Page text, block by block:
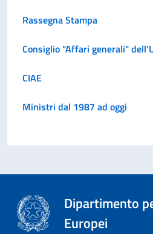
Rassegna Stampa
Consiglio "Affari generali"
CIAE
Ministri dal 1987 ad oggi
Dipartimento
Europei